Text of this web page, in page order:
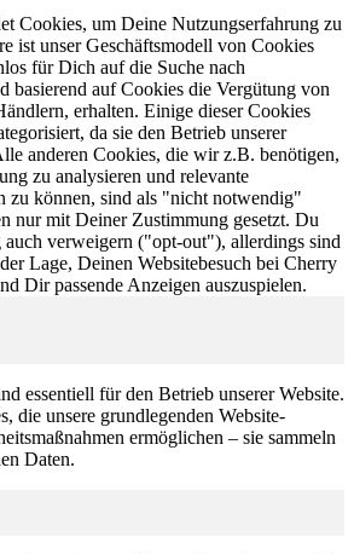
Cookies, um Deine Nutzungserfahrung zu
ist unser Geschäftsmodell von Cookies
für Dich auf die Suche nach
basierend auf Cookies die Vergütung von
erhalten. Einige dieser Cookies
da sie den Betrieb unserer
anderen Cookies, die wir z.B. benötigen,
zu analysieren und relevante
zu können, sind als "nicht notwendig"
nur mit Deiner Zustimmung gesetzt. Du
verweigern ("opt-out"), allerdings sind
Lage, Deinen Websitebesuch bei Cherry
Dir passende Anzeigen auszuspielen.
essentiell für den Betrieb unserer Website.
die unsere grundlegenden Website-
ermöglichen – sie sammeln
Daten.